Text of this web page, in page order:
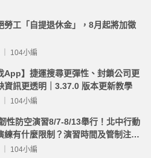
勞工「自提退休金」，8月起將加徵
104小編
App】捷運搜尋更彈性、封鎖公司更
資訊更透明｜3.37.0 版本更新教學
104小編
性防空演習8/7-8/13舉行！北中行動
練有什麼限制？演習時間及管制注意
104小編